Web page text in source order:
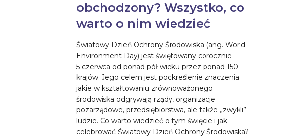
obchodzony? Wszystko, co
warto o nim wiedzieć
Światowy Dzień Ochrony Środowiska (ang. World
Environment Day) jest świętowany corocznie
5 czerwca od ponad pół wieku przez ponad 150
krajów. Jego celem jest podkreślenie znaczenia,
jakie w kształtowaniu zrównoważonego
środowiska odgrywają rządy, organizacje
pozarządowe, przedsiębiorstwa, ale także „zwykli”
ludzie. Co warto wiedzieć o tym święcie i jak
celebrować Światowy Dzień Ochrony Środowiska?